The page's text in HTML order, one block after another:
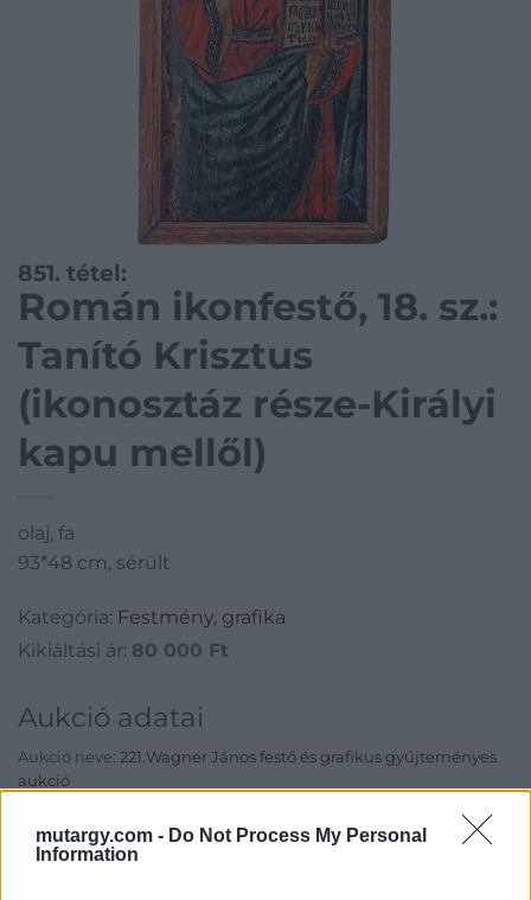
mutargy.com - Do Not Process My Personal
Information
851. tétel:
Román ikonfestő, 18. sz.:
Tanító Krisztus
(ikonosztáz része-Királyi
kapu mellől)
olaj, fa
93*48 cm, sérült
Kategória: Festmény, grafika
Kikiáltási ár: 80 000 Ft
Aukció adatai
Aukció neve: 221.Wagner János festő és grafikus gyűjteményes
aukció
Aukció ideje: 17:00